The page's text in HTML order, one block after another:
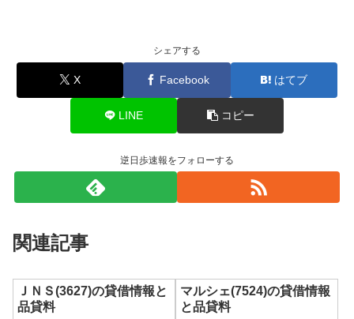
シェアする
X Facebook はてブ
LINE コピー
逆日歩速報をフォローする
関連記事
ＪＮＳ(3627)の貸借情報と
品貸料
マルシェ(7524)の貸借情報
と品貸料